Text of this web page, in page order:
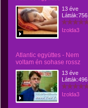
13 éve
Látták:756
Izolda3
Atlantic együttes - Nem
voltam én sohase rossz
13 éve
Látták:496
Izolda3